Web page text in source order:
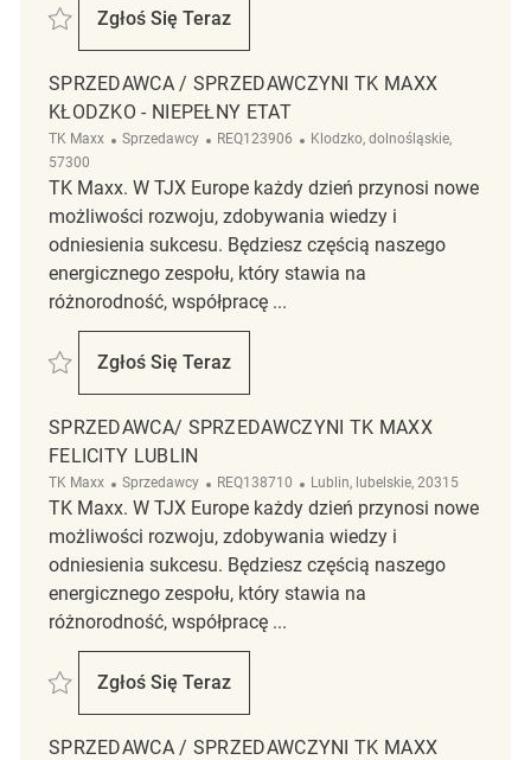
Zapisać Sprzedawca TK Maxx REQ140503
Zgłoś Się Teraz
Sprzedawca TK Maxx
SPRZEDAWCA / SPRZEDAWCZYNI TK MAXX
KŁODZKO - NIEPEŁNY ETAT
TK Maxx Kategoria
Sprzedawcy ReqId
REQ123906 Lokalizacja
Klodzko, dolnośląskie,
57300
TK Maxx. W TJX Europe każdy dzień przynosi nowe
możliwości rozwoju, zdobywania wiedzy i
odniesienia sukcesu. Będziesz częścią naszego
energicznego zespołu, który stawia na
różnorodność, współpracę ...
Zapisać Sprzedawca / Sprzedawczyni TK Maxx Kłodzko - niepełny etat
Zgłoś Się Teraz
Sprzedawca / Sprzedawczyni TK Maxx
SPRZEDAWCA/ SPRZEDAWCZYNI TK MAXX
FELICITY LUBLIN
TK Maxx Kategoria
Sprzedawcy ReqId
REQ138710 Lokalizacja
Lublin, lubelskie, 20315
TK Maxx. W TJX Europe każdy dzień przynosi nowe
możliwości rozwoju, zdobywania wiedzy i
odniesienia sukcesu. Będziesz częścią naszego
energicznego zespołu, który stawia na
różnorodność, współpracę ...
Zapisać Sprzedawca/ Sprzedawczyni Tk Maxx FELICITY Lublin
Zgłoś Się Teraz
Sprzedawca/ Sprzedawczyni Tk Maxx
SPRZEDAWCA / SPRZEDAWCZYNI TK MAXX